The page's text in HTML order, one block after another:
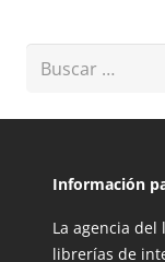
Buscar:
Información
La agencia
librerías de